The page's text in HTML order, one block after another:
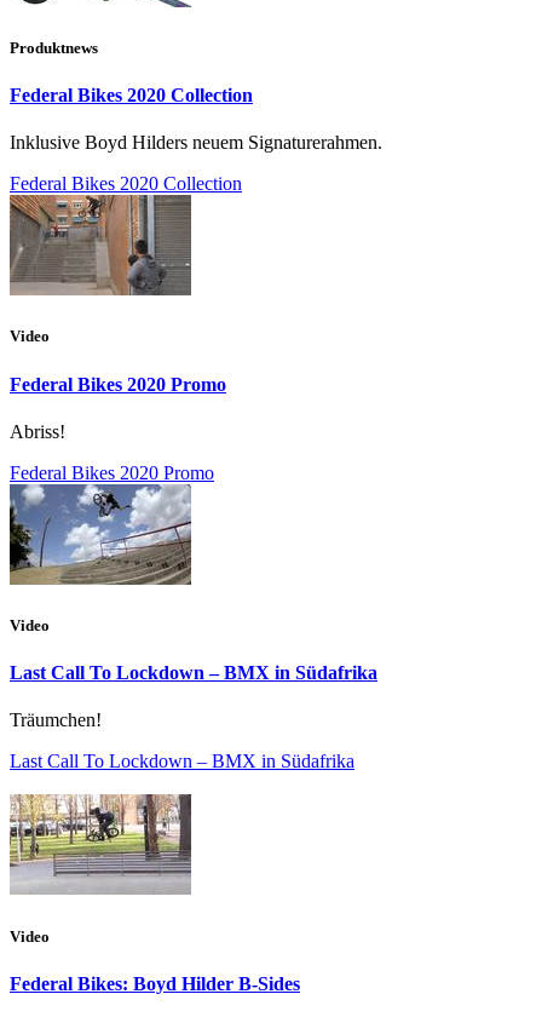
Produktnews
Federal Bikes 2020 Collection
Inklusive Boyd Hilders neuem Signaturerahmen.
Federal Bikes 2020 Collection
Video
Federal Bikes 2020 Promo
Abriss!
Federal Bikes 2020 Promo
Video
Last Call To Lockdown – BMX in Südafrika
Träumchen!
Last Call To Lockdown – BMX in Südafrika
Video
Federal Bikes: Boyd Hilder B-Sides